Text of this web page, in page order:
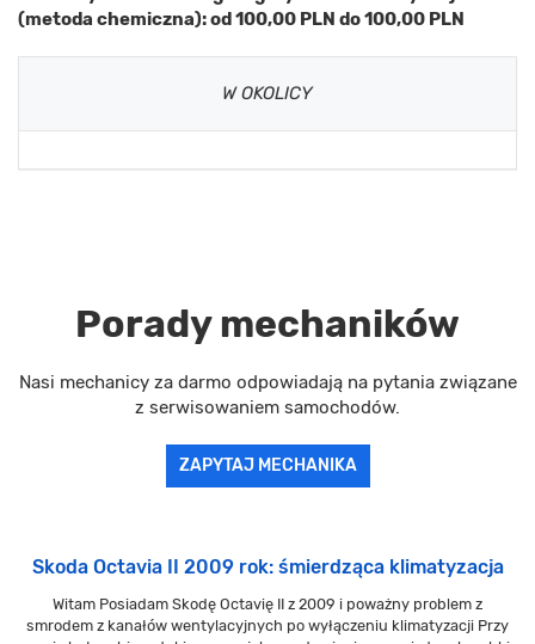
(metoda chemiczna): od 100,00 PLN do 100,00 PLN
W OKOLICY
Porady mechaników
Nasi mechanicy za darmo odpowiadają na pytania związane
z serwisowaniem samochodów.
ZAPYTAJ MECHANIKA
Skoda Octavia II 2009 rok: śmierdząca klimatyzacja
Witam Posiadam Skodę Octavię II z 2009 i poważny problem z
smrodem z kanałów wentylacyjnych po wyłączeniu klimatyzacji Przy